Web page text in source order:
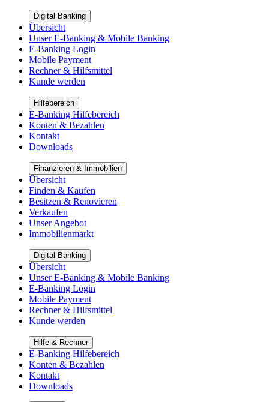
Digital Banking
Übersicht
Unser E-Banking & Mobile Banking
E-Banking Login
Mobile Payment
Rechner & Hilfsmittel
Kunde werden
Hilfebereich
E-Banking Hilfebereich
Konten & Bezahlen
Kontakt
Downloads
Finanzieren & Immobilien
Übersicht
Finden & Kaufen
Besitzen & Renovieren
Verkaufen
Unser Angebot
Immobilienmarkt
Digital Banking
Übersicht
Unser E-Banking & Mobile Banking
E-Banking Login
Mobile Payment
Rechner & Hilfsmittel
Kunde werden
Hilfe & Rechner
E-Banking Hilfebereich
Konten & Bezahlen
Kontakt
Downloads